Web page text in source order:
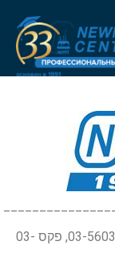
דרך ז'בוטינסקי 7 רמת גן 5250601 טל. 03-5603046, פקס 03-